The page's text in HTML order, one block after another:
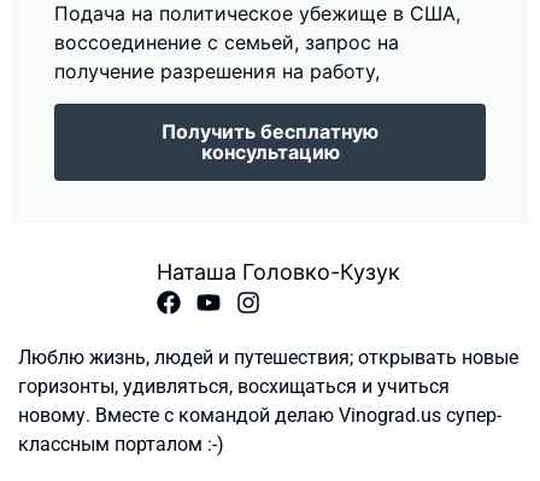
Подача на политическое убежище в США,
воссоединение с семьей, запрос на
получение разрешения на работу,
Получить бесплатную
консультацию
Наташа Головко-Кузук
Люблю жизнь, людей и путешествия; открывать новые
горизонты, удивляться, восхищаться и учиться
новому. Вместе с командой делаю Vinograd.us супер-
классным порталом :-)